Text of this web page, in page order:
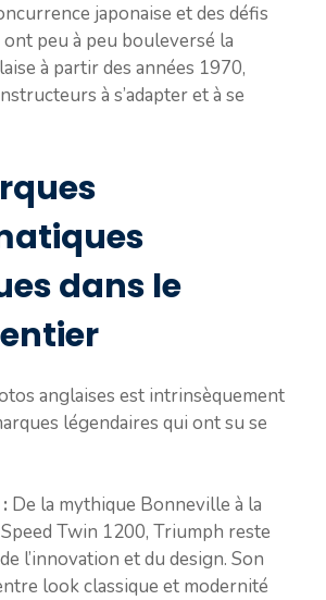
japonaise et des défis
peu à peu bouleversé la
à partir des années 1970,
à s’adapter et à se
dans le
anglaises est intrinsèquement
légendaires qui ont su se
De la mythique Bonneville à la
Twin 1200, Triumph reste
l’innovation et du design. Son
look classique et modernité